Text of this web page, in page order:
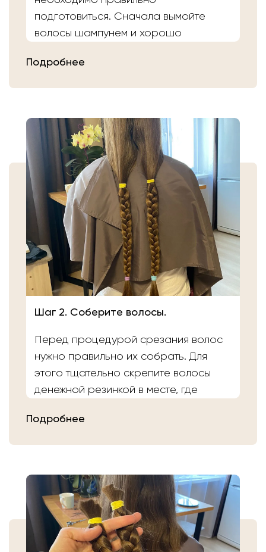
подготовиться. Сначала вымойте
волосы шампунем и хорошо
Затем плотно закрепите волосы
самостоятельно, то косичку
аккуратно уложите в пакет или бумагу.
Или просто приходите в салон «Банк
Волос».
Подробнее
Шаг 2. Соберите волосы.
Перед процедурой срезания волос
нужно правильно их собрать. Для
этого тщательно скрепите волосы
денежной резинкой в месте, где
Подробнее